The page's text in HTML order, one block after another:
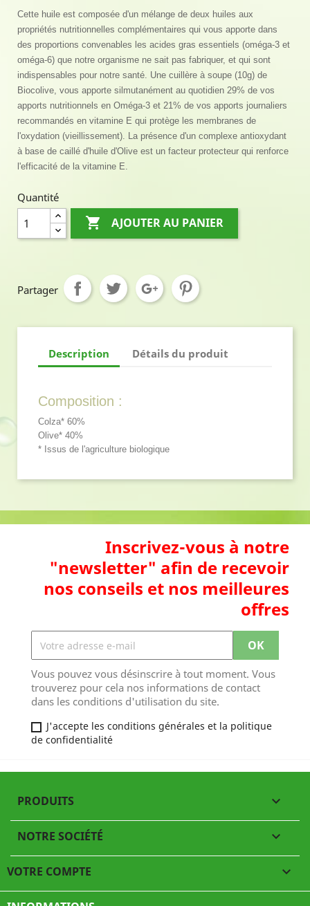
Cette huile est composée d'un mélange de deux huiles aux
propriétés nutritionnelles complémentaires qui vous apporte dans
des proportions convenables les acides gras essentiels (oméga-3 et
oméga-6) que notre organisme ne sait pas fabriquer, et qui sont
indispensables pour notre santé. Une cuillère à soupe (10g) de
Biocolive, vous apporte silmutanément au quotidien 29% de vos
apports nutritionnels en Oméga-3 et 21% de vos apports journaliers
recommandés en vitamine E qui protège les membranes de
l'oxydation (vieillissement). La présence d'un complexe antioxydant
à base de caillé d'huile d'Olive est un facteur protecteur qui renforce
l'efficacité de la vitamine E.
Quantité
 AJOUTER AU PANIER
Partager
Description Détails du produit
Composition :
Colza* 60%
Olive* 40%
* Issus de l'agriculture biologique
Inscrivez-vous à notre
"newsletter" afin de recevoir
nos conseils et nos meilleures
offres
Vous pouvez vous désinscrire à tout moment. Vous
trouverez pour cela nos informations de contact
dans les conditions d'utilisation du site.
J'accepte les conditions générales et la politique
de confidentialité
PRODUITS 
NOTRE SOCIÉTÉ 
VOTRE COMPTE 